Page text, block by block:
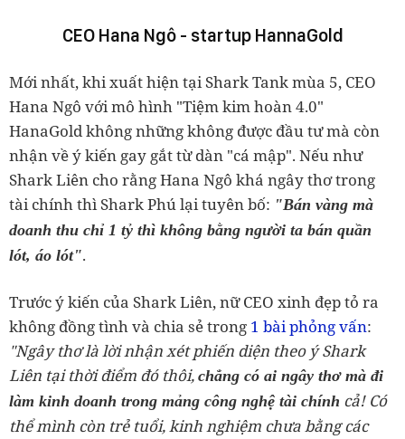
CEO Hana Ngô - startup HannaGold
Mới nhất, khi xuất hiện tại Shark Tank mùa 5, CEO
Hana Ngô với mô hình "Tiệm kim hoàn 4.0"
HanaGold không những không được đầu tư mà còn
nhận về ý kiến gay gắt từ dàn "cá mập". Nếu như
Shark Liên cho rằng Hana Ngô khá ngây thơ trong
tài chính thì Shark Phú lại tuyên bố: "Bán vàng mà
doanh thu chỉ 1 tỷ thì không bằng người ta bán quần
lót, áo lót".
Trước ý kiến của Shark Liên, nữ CEO xinh đẹp tỏ ra
không đồng tình và chia sẻ trong 1 bài phỏng vấn:
"Ngây thơ là lời nhận xét phiến diện theo ý Shark
Liên tại thời điểm đó thôi, chẳng có ai ngây thơ mà đi
làm kinh doanh trong mảng công nghệ tài chính cả! Có
thể mình còn trẻ tuổi, kinh nghiệm chưa bằng các